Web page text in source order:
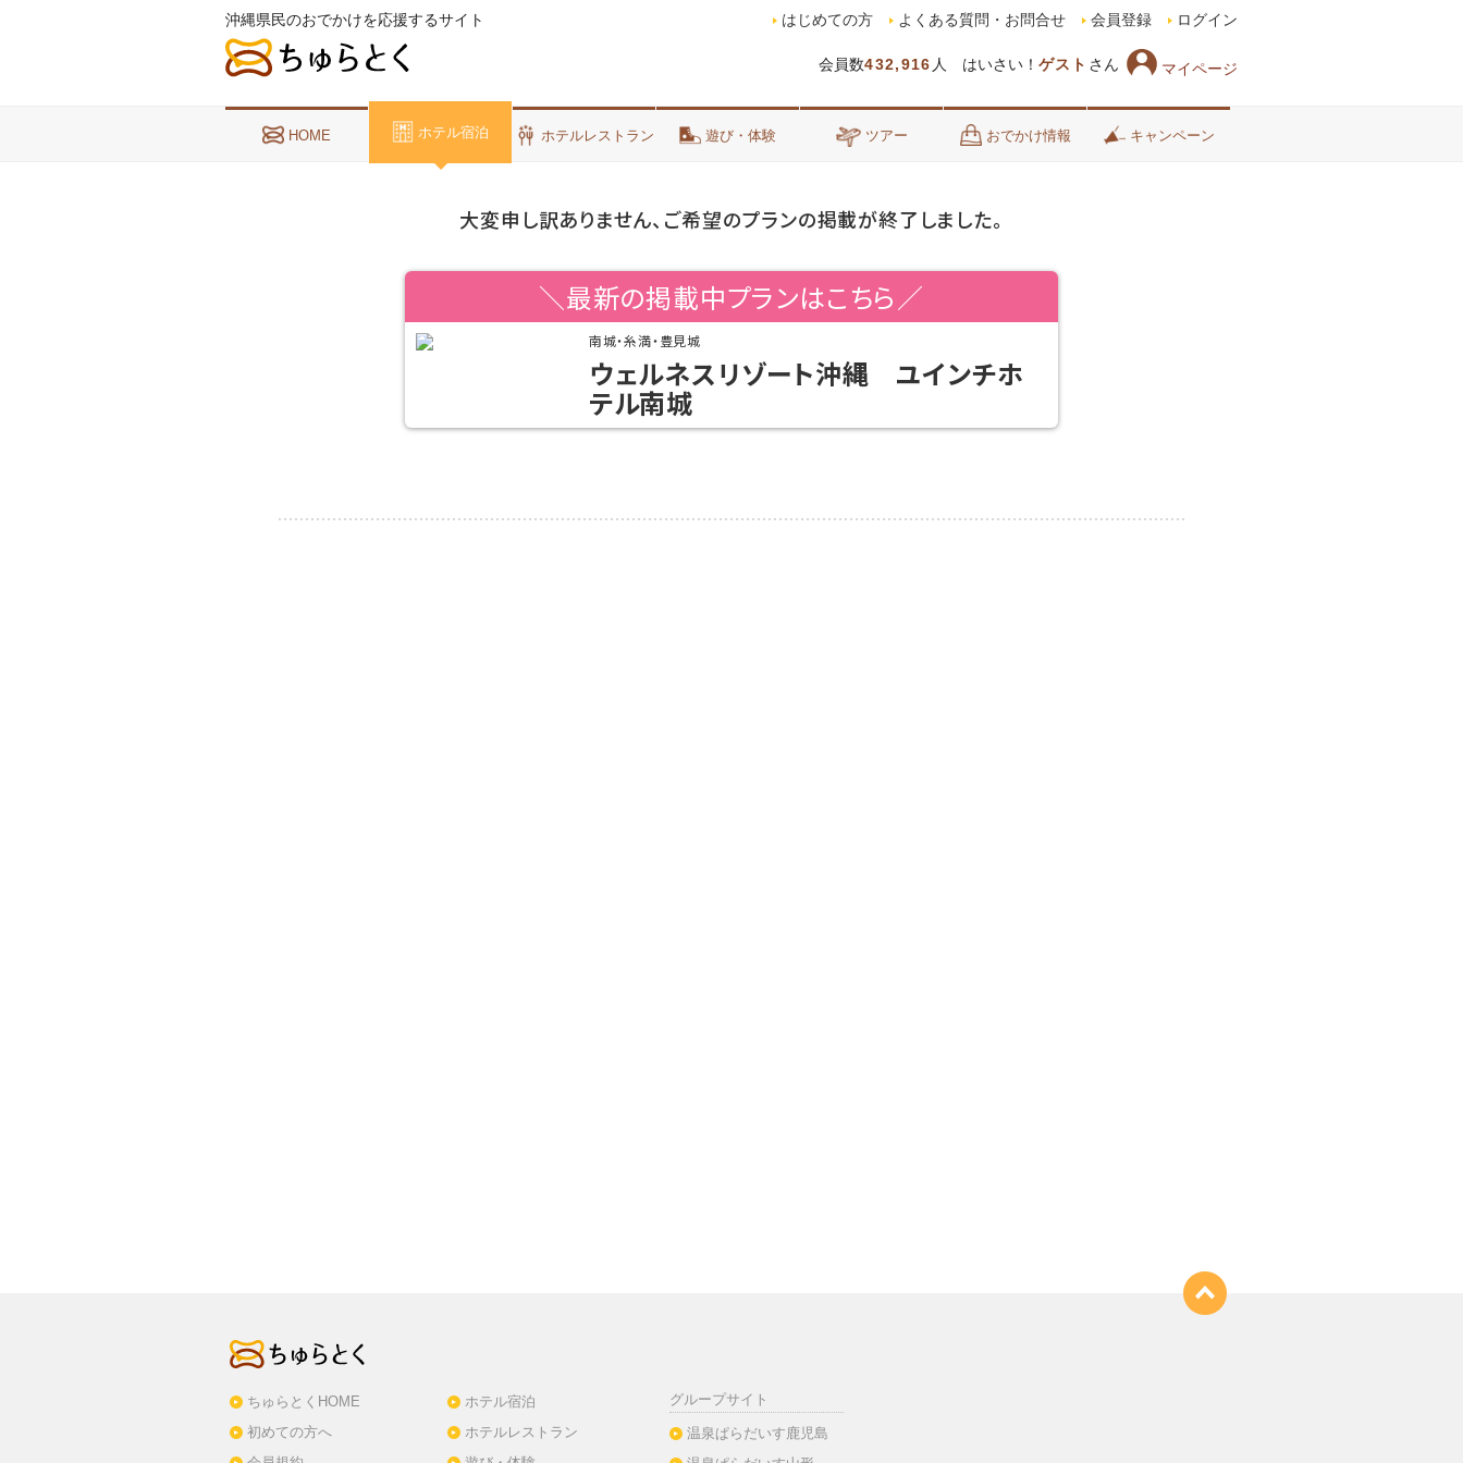
沖縄県民のおでかけを応援するサイト
会員数432,916 人 はいさい！ ゲスト さん マイページ
はじめての方 よくある質問・お問合せ 会員登録 ログイン
HOME ホテル宿泊 ホテルレストラン 遊び・体験 ツアー おでかけ情報 キャンペーン
大変申し訳ありません、ご希望のプランの掲載が終了しました。
＼最新の掲載中プランはこちら／
南城・糸満・豊見城
ウェルネスリゾート沖縄 ユインチホ
テル南城
ちゅらとくHOME
初めての方へ
ホテル宿泊
ホテルレストラン
グループサイト
温泉ぱらだいす鹿児島